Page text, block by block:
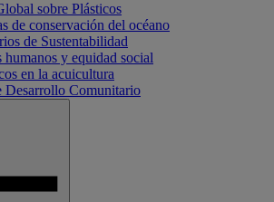
sobre Plásticos
de conservación del océano
de Sustentabilidad
humanos y equidad social
en la acuicultura
Desarrollo Comunitario